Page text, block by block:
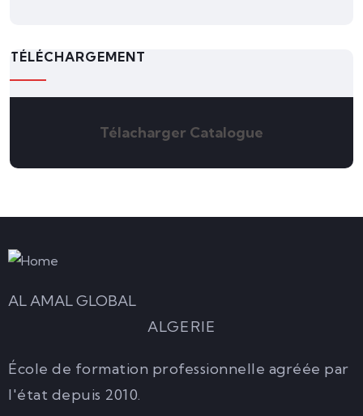
TÉLÉCHARGEMENT
Télacharger Catalogue
AL AMAL GLOBAL
ALGERIE
École de formation professionnelle agréée par
l'état depuis 2010.